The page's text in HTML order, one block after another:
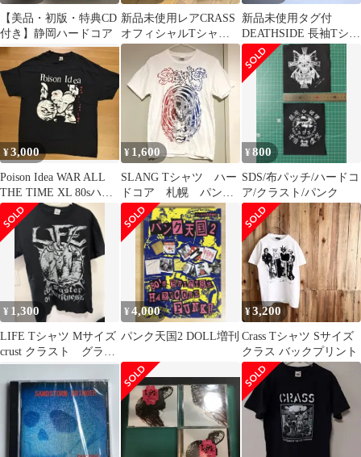
【美品・初版・特典CD
付き】静岡ハードコア
新品未使用レアCRASS
オフィシャルTシャツ
TOUR2023 L ディスチ
ャージ
新品未使用タグ付
DEATHSIDE 長袖Tシャ
ツ ハードコアpunk
GISM
¥3,000
Poison Idea WAR ALL
THE TIME XL 80sハー
ドコア
¥ 1,600
SLANG Tシャツ ハー
ドコア 札幌 パン
ク TOM トム 革ジャ
ン
¥800
SDS/布パッチ/ハードコ
ア/クラスト/パンク
¥ 1,300
LIFE Tシャツ Mサイズ
crust クラスト グライ
ンド punk
¥4,000
パンク天国2 DOLL増刊
¥3,200
Crass Tシャツ Sサイズ
クラス バックプリント